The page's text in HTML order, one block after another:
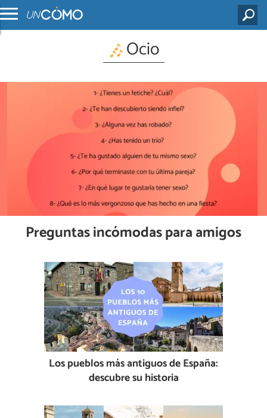
Ocio
Preguntas incómodas para amigos
Los pueblos más antiguos de España:
descubre su historia